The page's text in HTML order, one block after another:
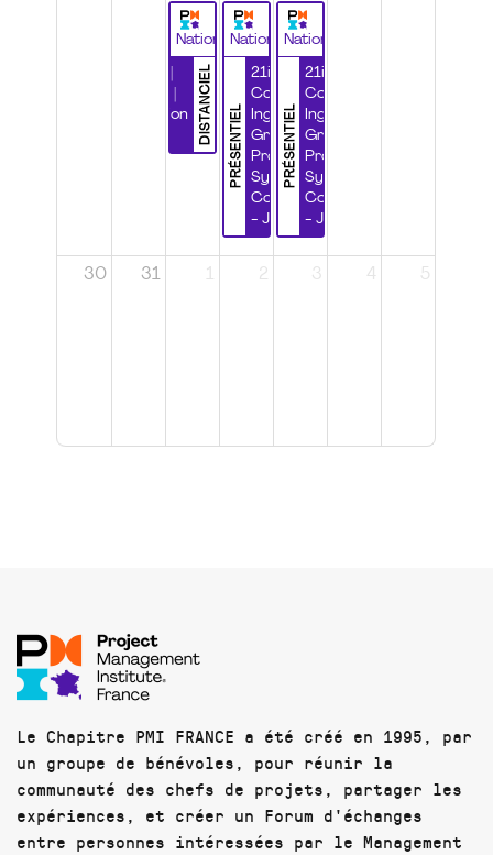
National
DISTANCIEL
Certification
National
PRÉSENTIEL
21ième
Congrès
Ingénierie
Grands
Projets et
Systèmes
Complexes
- Jour 1
National
PRÉSENTIEL
21ième
Congrès
Ingénierie
Grands
Projets et
Systèmes
Complexes
- Jour 2
30 31 1 2 3 4 5
Le Chapitre PMI FRANCE a été créé en 1995, par
un groupe de bénévoles, pour réunir la
communauté des chefs de projets, partager les
expériences, et créer un Forum d'échanges
entre personnes intéressées par le Management